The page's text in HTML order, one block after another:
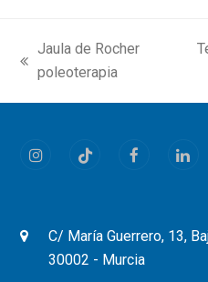
previous
Jaula de Rocher
poleoterapia
InstagramTiktok Facebook
C/ María Guerrero, 13,
30002 - Murcia